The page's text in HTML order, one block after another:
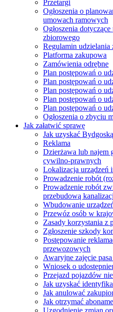
Przetargi
Ogłoszenia o
umowach ramowych
Ogłoszenia
zbiorowego
Regulamin udzielania
Platforma zakupowa
Zamówienia odrębne
Plan postępowań o
Plan postępowań o
Plan postępowań o
Plan postępowań o
Plan postępowań o
Ogłoszenia o zbyciu
Jak załatwić sprawę
Jak uzyskać
Reklama
Dzierżawa lub najem
cywilno-prawnych
Lokalizacja urządzeń
Prowadzenie robót
Prowadzenie robót
przebudową
Wbudowanie
Przewóz osób w
Zasady korzystania z
Zgłoszenie szkody
Postępowanie
przewozowych
Awaryjne zajęcie
Wniosek o
Przejazd pojazdów
Jak uzyskać
Jak anulować
Jak otrzymać
Uzgodnienie zmian